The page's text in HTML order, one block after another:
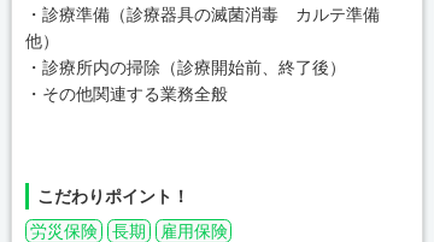
・診療準備（診療器具の滅菌消毒 カルテ準備
他）
・診療所内の掃除（診療開始前、終了後）
・その他関連する業務全般
こだわりポイント！
労災保険
長期 雇用保険